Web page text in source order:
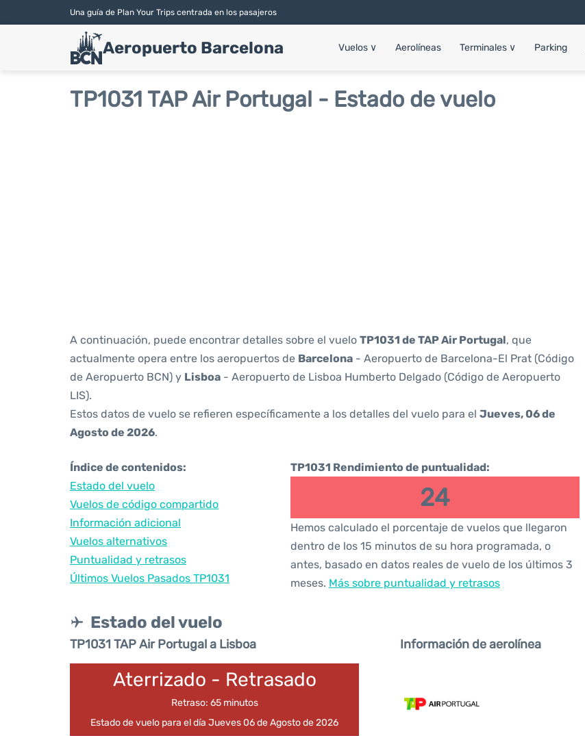
Una guía de Plan Your Trips centrada en los pasajeros
Aeropuerto Barcelona Vuelos ∨ Aerolíneas Terminales ∨ Parking
TP1031 TAP Air Portugal - Estado de vuelo
A continuación, puede encontrar detalles sobre el vuelo TP1031 de TAP Air Portugal, que
actualmente opera entre los aeropuertos de Barcelona - Aeropuerto de Barcelona-El Prat (Código
de Aeropuerto BCN) y Lisboa - Aeropuerto de Lisboa Humberto Delgado (Código de Aeropuerto
LIS).
Estos datos de vuelo se refieren específicamente a los detalles del vuelo para el Jueves, 06 de
Agosto de 2026.
Índice de contenidos:
Estado del vuelo
Vuelos de código compartido
Información adicional
Vuelos alternativos
Puntualidad y retrasos
Últimos Vuelos Pasados TP1031
TP1031 Rendimiento de puntualidad:
24
Hemos calculado el porcentaje de vuelos que llegaron
dentro de los 15 minutos de su hora programada, o
antes, basado en datos reales de vuelo de los últimos 3
meses. Más sobre puntualidad y retrasos
Estado del vuelo
TP1031 TAP Air Portugal a Lisboa
Aterrizado - Retrasado
Retraso: 65 minutos
Estado de vuelo para el día Jueves 06 de Agosto de 2026
Información de aerolínea